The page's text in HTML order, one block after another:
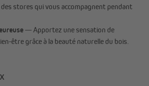
stores qui vous accompagnent pendant
— Apportez une sensation de
être grâce à la beauté naturelle du bois.